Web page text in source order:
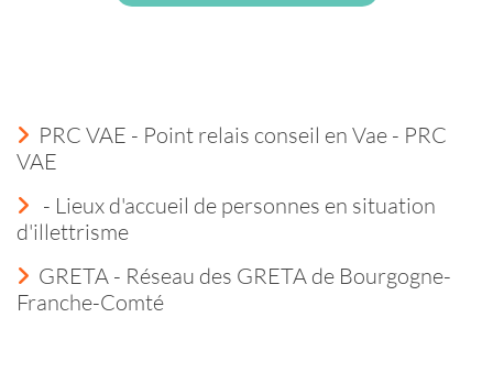
PRC VAE - Point relais conseil en Vae - PRC
VAE
- Lieux d'accueil de personnes en situation
d'illettrisme
GRETA - Réseau des GRETA de Bourgogne-
Franche-Comté